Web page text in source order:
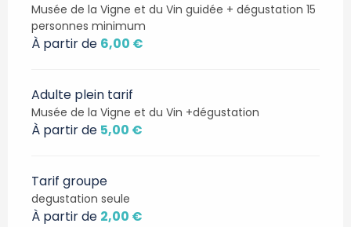
Musée de la Vigne et du Vin guidée + dégustation 15
personnes minimum
À partir de 6,00 €
Adulte plein tarif
Musée de la Vigne et du Vin +dégustation
À partir de 5,00 €
Tarif groupe
degustation seule
À partir de 2,00 €